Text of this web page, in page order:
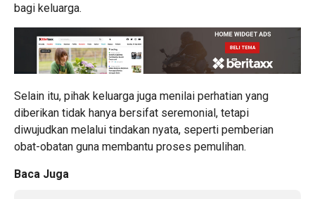
bagi keluarga.
Selain itu, pihak keluarga juga menilai perhatian yang
diberikan tidak hanya bersifat seremonial, tetapi
diwujudkan melalui tindakan nyata, seperti pemberian
obat-obatan guna membantu proses pemulihan.
Baca Juga